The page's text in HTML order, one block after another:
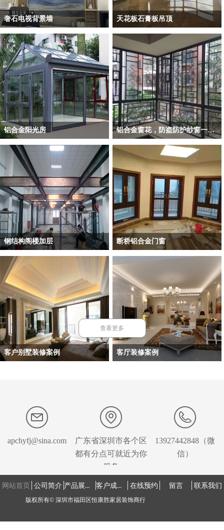
​奢石电视背景墙
装修成功案例——​奢石电视背景墙
天花板石膏板吊顶
装修成功案例——天共板石膏板吊顶
铝合金阳光房
装修成功案例——铝合金阳光房
铝合金窗花，防盗防护纱窗一体窗
装修成功案例——铝合金窗花，防盗
防护纱窗一体窗
钢结构阁楼加层
装修成功案例—钢结构阁楼加层
断桥铝合金门窗
断桥铝合金门窗
客户别墅装修案例 客厅装修案例
查看更多
网站首页 公司简介 产品展示中心 客户成功案例 在线预约 留言 联系我们
版权所有© 深圳市福田区恒康胜家居装饰商行
apchyfj@sina.com
广东省深圳市各个区
都有分点可就近为你
服务
13927442848（微
信）